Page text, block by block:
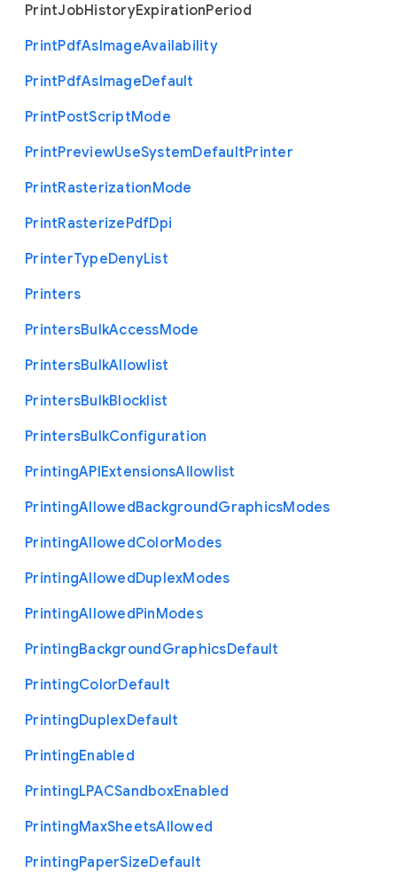
PrintJobHistoryExpirationPeriod
PrintPdfAsImageAvailability
PrintPdfAsImageDefault
PrintPostScriptMode
PrintPreviewUseSystemDefaultPrinter
PrintRasterizationMode
PrintRasterizePdfDpi
PrinterTypeDenyList
Printers
PrintersBulkAccessMode
PrintersBulkAllowlist
PrintersBulkBlocklist
PrintersBulkConfiguration
PrintingAPIExtensionsAllowlist
PrintingAllowedBackgroundGraphicsModes
PrintingAllowedColorModes
PrintingAllowedDuplexModes
PrintingAllowedPinModes
PrintingBackgroundGraphicsDefault
PrintingColorDefault
PrintingDuplexDefault
PrintingEnabled
PrintingLPACSandboxEnabled
PrintingMaxSheetsAllowed
PrintingPaperSizeDefault